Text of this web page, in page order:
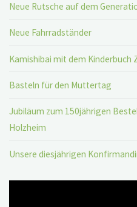
Neue Rutsche auf dem
Neue Fahrradständer
Kamishibai mit dem Kinderbuch
Basteln für den Muttertag
Jubiläum zum 150jährigen
Holzheim
Unsere diesjährigen